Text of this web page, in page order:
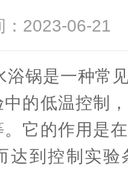
：2023-06-
是一种常见
的低温控制
它的作用是
达到控制实